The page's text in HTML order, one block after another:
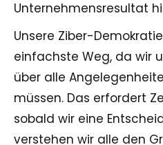
Unternehmensresultat
Unsere Ziber-
einfachste Weg, da wir
über alle
müssen. Das erfordert
sobald wir eine
verstehen wir alle den